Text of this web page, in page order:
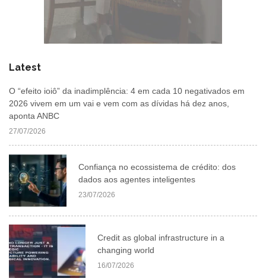
Latest
O “efeito ioiô” da inadimplência: 4 em cada 10 negativados em
2026 vivem em um vai e vem com as dívidas há dez anos,
aponta ANBC
27/07/2026
Confiança no ecossistema de crédito: dos
dados aos agentes inteligentes
23/07/2026
Credit as global infrastructure in a
changing world
16/07/2026